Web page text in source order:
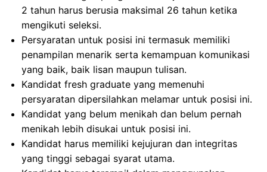
2 tahun harus berusia maksimal 26 tahun ketika
mengikuti seleksi.
Persyaratan untuk posisi ini termasuk memiliki
penampilan menarik serta kemampuan komunikasi
yang baik, baik lisan maupun tulisan.
Kandidat fresh graduate yang memenuhi
persyaratan dipersilahkan melamar untuk posisi ini.
Kandidat yang belum menikah dan belum pernah
menikah lebih disukai untuk posisi ini.
Kandidat harus memiliki kejujuran dan integritas
yang tinggi sebagai syarat utama.